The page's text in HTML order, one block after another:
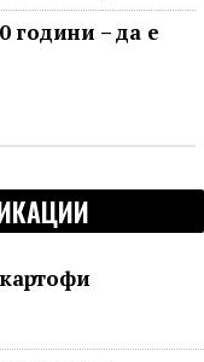
години – да е